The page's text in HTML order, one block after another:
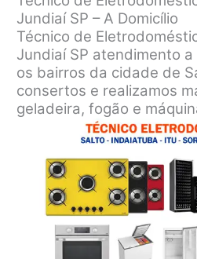
Jundiaí SP – A Domicílio
Técnico de
Jundiaí SP atendimento
os bairros da cidade de
consertos e realizamos
geladeira, fogão e